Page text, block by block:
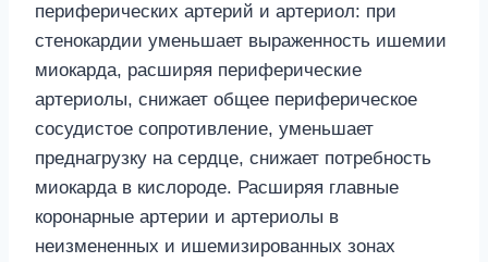
периферических артерий и артериол: при
стенокардии уменьшает выраженность ишемии
миокарда, расширяя периферические
артериолы, снижает общее периферическое
сосудистое сопротивление, уменьшает
преднагрузку на сердце, снижает потребность
миокарда в кислороде. Расширяя главные
коронарные артерии и артериолы в
неизмененных и ишемизированных зонах